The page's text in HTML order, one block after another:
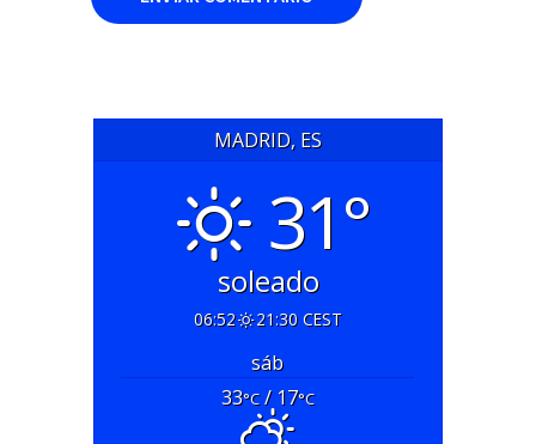
MADRID, ES
31°
soleado
06:52 21:30 CEST
sáb
33°C/ 17°C